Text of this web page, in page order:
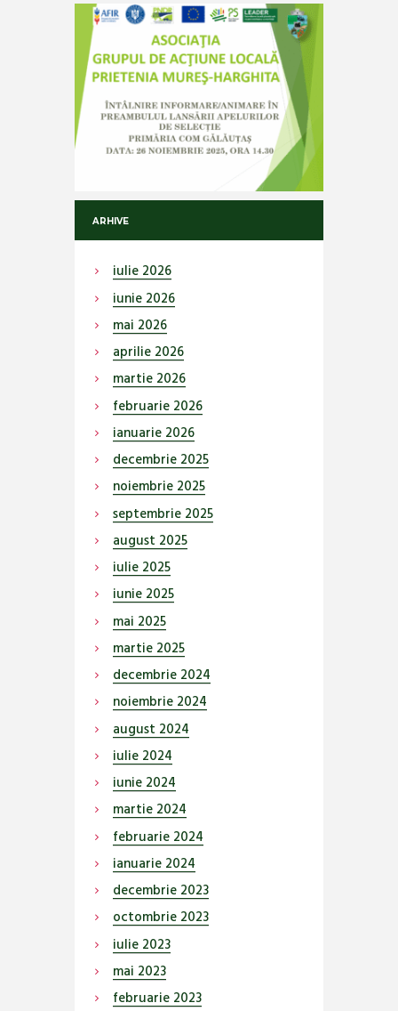
ARHIVE
iulie 2026
iunie 2026
mai 2026
aprilie 2026
martie 2026
februarie 2026
ianuarie 2026
decembrie 2025
noiembrie 2025
septembrie 2025
august 2025
iulie 2025
iunie 2025
mai 2025
martie 2025
decembrie 2024
noiembrie 2024
august 2024
iulie 2024
iunie 2024
martie 2024
februarie 2024
ianuarie 2024
decembrie 2023
octombrie 2023
iulie 2023
mai 2023
februarie 2023